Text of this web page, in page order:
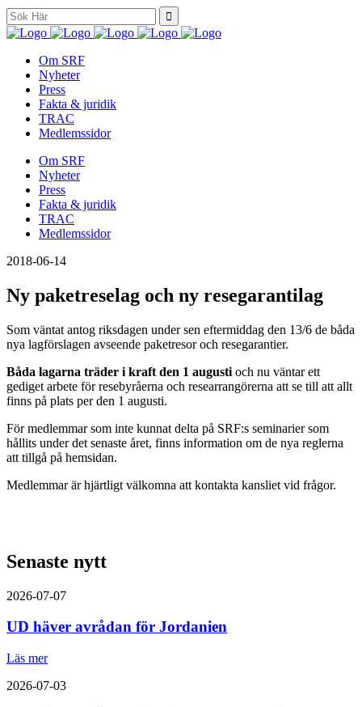
Search
for:
Om SRF
Nyheter
Press
Fakta & juridik
TRAC
Medlemssidor
Om SRF
Nyheter
Press
Fakta & juridik
TRAC
Medlemssidor
2018-06-14
Ny paketreselag och ny resegarantilag
Som väntat antog riksdagen under sen eftermiddag den 13/6 de båda
nya lagförslagen avseende paketresor och resegarantier.
Båda lagarna träder i kraft den 1 augusti och nu väntar ett
gediget arbete för resebyråerna och researrangörerna att se till att allt
finns på plats per den 1 augusti.
För medlemmar som inte kunnat delta på SRF:s seminarier som
hållits under det senaste året, finns information om de nya reglerna
att tillgå på hemsidan.
Medlemmar är hjärtligt välkomna att kontakta kansliet vid frågor.
Senaste nytt
2026-07-07
UD häver avrådan för Jordanien
Läs mer
2026-07-03